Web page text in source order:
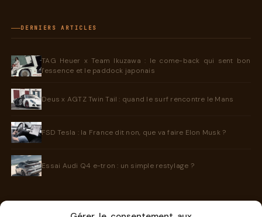
DERNIERS ARTICLES
TAG Heuer x Team Ikuzawa : le come-back qui sent bon
l'essence et le paddock japonais
Deus x AGTZ Twin Tail : quand le surf rencontre le Mans
FSD Tesla : la France dit non, que va faire Elon Musk ?
Essai Audi Q4 e-tron : un simple restylage ?
INFORMATIONS